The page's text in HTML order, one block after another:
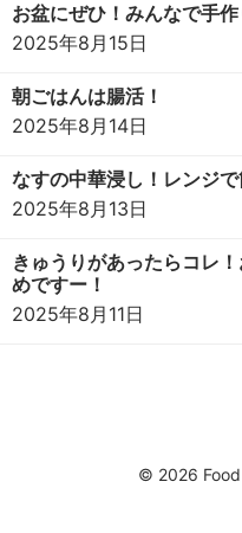
お盆にぜひ！みんなで手作
2025年8月15日
朝ごはんは腸活！
2025年8月14日
なすの中華浸し！レンジで
2025年8月13日
きゅうりがあったらコレ
めですー！
2025年8月11日
© 2026